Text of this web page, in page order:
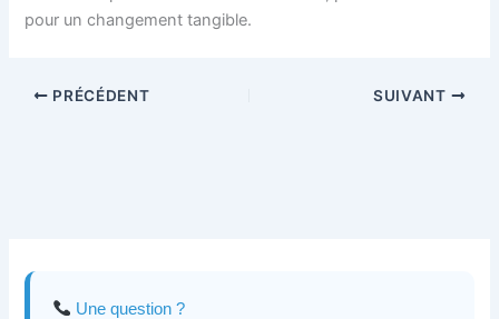
pour un changement tangible.
PRÉCÉDENT SUIVANT
Une question ?